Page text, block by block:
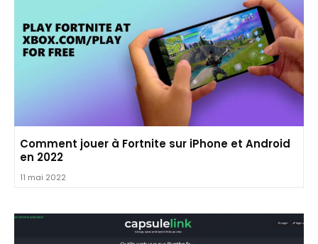
Comment jouer à Fortnite sur iPhone et Android
en 2022
11 mai 2022